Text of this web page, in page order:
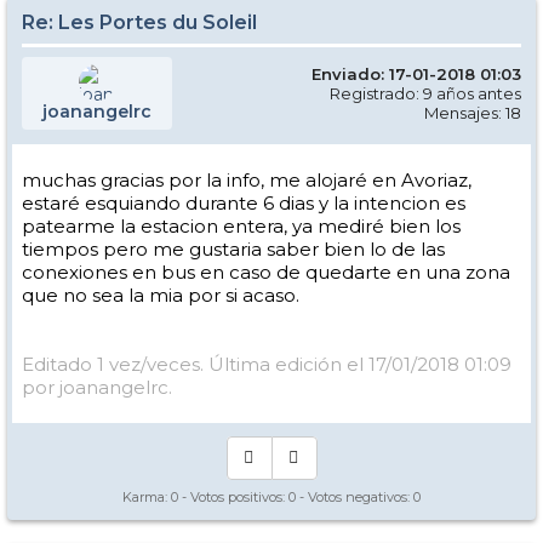
Re: Les Portes du Soleil
joanangelrc
Enviado: 17-01-2018 01:03
Registrado: 9 años antes
Mensajes: 18
muchas gracias por la info, me alojaré en Avoriaz,
estaré esquiando durante 6 dias y la intencion es
patearme la estacion entera, ya mediré bien los
tiempos pero me gustaria saber bien lo de las
conexiones en bus en caso de quedarte en una zona
que no sea la mia por si acaso.
Editado 1 vez/veces. Última edición el 17/01/2018 01:09
por joanangelrc.
Karma: 0 - Votos positivos: 0 - Votos negativos: 0